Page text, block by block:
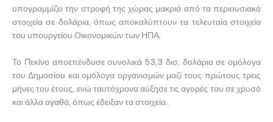
υπογραμμίζει την στροφή της χώρας μακριά από τα περιουσιακά
στοιχεία σε δολάρια, όπως αποκαλύπτουν τα τελευταία στοιχεία
του υπουργείου Οικονομικών των ΗΠΑ.
Το Πεκίνο αποεπένδυσε συνολικά 53,3 δισ. δολάρια σε ομόλογα
του Δημοσίου και ομόλογα οργανισμών μαζί τους πρώτους τρεις
μήνες του έτους, ενώ ταυτόχρονα αύξησε τις αγορές του σε χρυσό
και άλλα αγαθά, όπως έδειξαν τα στοιχεία.